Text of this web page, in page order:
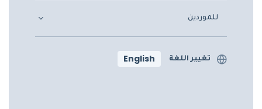
للموردين
تغيير اللغة English